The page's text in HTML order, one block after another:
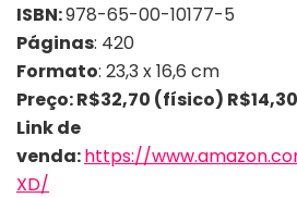
ISBN:978-65-00-10177-5
Páginas: 420
Formato: 23,3 x 16,6 cm
Preço: R$32,70 (físico)
Link de
venda:https://
XD/